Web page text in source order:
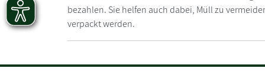
bezahlen. Sie helfen auch dabei, Müll zu
verpackt werden.